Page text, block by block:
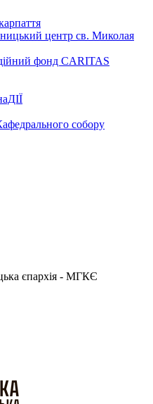
центр св. Миколая
фонд CARITAS
собору
єпархія - МГКЄ